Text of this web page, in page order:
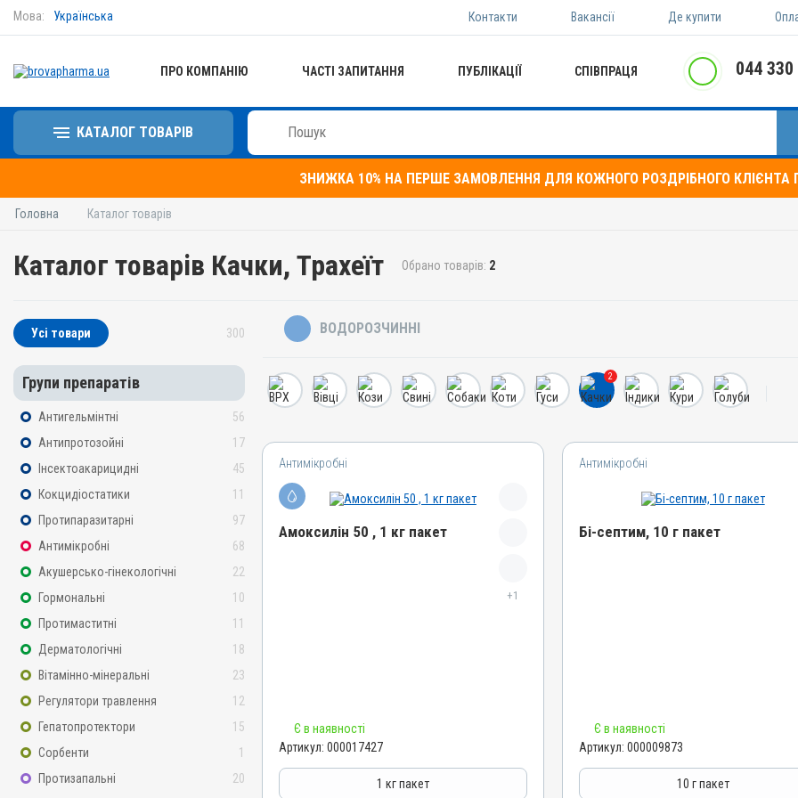
Мова: Українська Контакти Вакансії Де купити
ПРО КОМПАНІЮ ЧАСТІ ЗАПИТАННЯ ПУБЛІКАЦІЇ СПІВПРАЦЯ 044
КАТАЛОГ ТОВАРІВ
ЗНИЖКА 10% НА ПЕРШЕ ЗАМОВЛЕННЯ ДЛЯ КОЖНОГО РОЗДРІБНОГО КЛІЄНТА
Головна Каталог товарів
Каталог товарів Качки, Трахеїт Обрано товарів: 2
Усі товари 300
Групи препаратів
Антигельмінтні
56
Антипротозойні
17
Інсектоакарицидні
45
Кокцидіостатики
11
Протипаразитарні
97
Антимікробні
68
Акушерсько-гінекологічні
22
Гормональні
10
Протимаститні
11
Дерматологічні
18
Вітамінно-мінеральні
23
Регулятори травлення
12
Гепатопротектори
15
Сорбенти
1
Протизапальні
20
ВОДОРОЗЧИННІ
2
Антимікробні
Амоксилін 50 , 1 кг пакет
+1
АВ-09475-01-21
Групи препаратів
Є в наявності
Артикул: 000017427
1 кг пакет
Антимікробні
Бі-септим, 10 г пакет
АВ-02717-01-11
Є в наявності
Артикул: 000009873
10 г пакет